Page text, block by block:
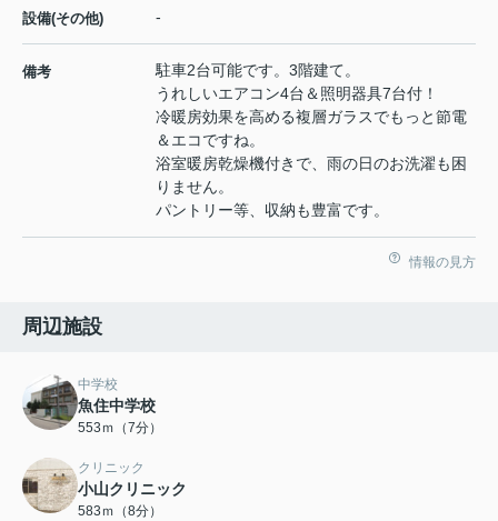
設備(その他) -
備考
駐車2台可能です。3階建て。
うれしいエアコン4台＆照明器具7台付！
冷暖房効果を高める複層ガラスでもっと節電
＆エコですね。
浴室暖房乾燥機付きで、雨の日のお洗濯も困
りません。
パントリー等、収納も豊富です。
情報の見方
周辺施設
中学校
魚住中学校
553ｍ（7分）
クリニック
小山クリニック
583ｍ（8分）